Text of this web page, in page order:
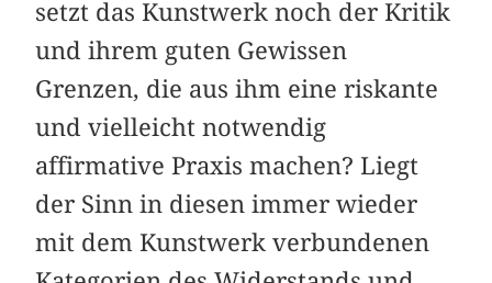
setzt das Kunstwerk noch der Kritik
und ihrem guten Gewissen
Grenzen, die aus ihm eine riskante
und vielleicht notwendig
affirmative Praxis machen? Liegt
der Sinn in diesen immer wieder
mit dem Kunstwerk verbundenen